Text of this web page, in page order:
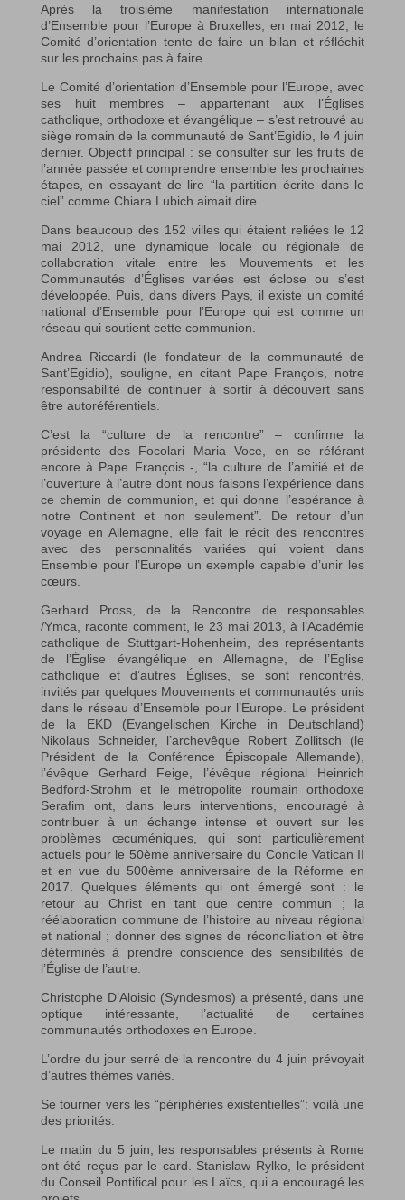
Après la troisième manifestation internationale
d’Ensemble pour l’Europe à Bruxelles, en mai 2012, le
Comité d’orientation tente de faire un bilan et réfléchit
sur les prochains pas à faire.
Le Comité d’orientation d’Ensemble pour l’Europe, avec
ses huit membres – appartenant aux l’Églises
catholique, orthodoxe et évangélique – s’est retrouvé au
siège romain de la communauté de Sant’Egidio, le 4 juin
dernier. Objectif principal : se consulter sur les fruits de
l’année passée et comprendre ensemble les prochaines
étapes, en essayant de lire “la partition écrite dans le
ciel” comme Chiara Lubich aimait dire.
Dans beaucoup des 152 villes qui étaient reliées le 12
mai 2012, une dynamique locale ou régionale de
collaboration vitale entre les Mouvements et les
Communautés d’Églises variées est éclose ou s’est
développée. Puis, dans divers Pays, il existe un comité
national d’Ensemble pour l’Europe qui est comme un
réseau qui soutient cette communion.
Andrea Riccardi (le fondateur de la communauté de
Sant’Egidio), souligne, en citant Pape François, notre
responsabilité de continuer à sortir à découvert sans
être autoréférentiels.
C’est la “culture de la rencontre” – confirme la
présidente des Focolari Maria Voce, en se référant
encore à Pape François -, “la culture de l’amitié et de
l’ouverture à l’autre dont nous faisons l’expérience dans
ce chemin de communion, et qui donne l’espérance à
notre Continent et non seulement”. De retour d’un
voyage en Allemagne, elle fait le récit des rencontres
avec des personnalités variées qui voient dans
Ensemble pour l’Europe un exemple capable d’unir les
cœurs.
Gerhard Pross, de la Rencontre de responsables
/Ymca, raconte comment, le 23 mai 2013, à l’Académie
catholique de Stuttgart-Hohenheim, des représentants
de l’Église évangélique en Allemagne, de l’Église
catholique et d’autres Églises, se sont rencontrés,
invités par quelques Mouvements et communautés unis
dans le réseau d’Ensemble pour l’Europe. Le président
de la EKD (Evangelischen Kirche in Deutschland)
Nikolaus Schneider, l’archevêque Robert Zollitsch (le
Président de la Conférence Épiscopale Allemande),
l’évêque Gerhard Feige, l’évêque régional Heinrich
Bedford-Strohm et le métropolite roumain orthodoxe
Serafim ont, dans leurs interventions, encouragé à
contribuer à un échange intense et ouvert sur les
problèmes œcuméniques, qui sont particulièrement
actuels pour le 50ème anniversaire du Concile Vatican II
et en vue du 500ème anniversaire de la Réforme en
2017. Quelques éléments qui ont émergé sont : le
retour au Christ en tant que centre commun ; la
réélaboration commune de l’histoire au niveau régional
et national ; donner des signes de réconciliation et être
déterminés à prendre conscience des sensibilités de
l’Église de l’autre.
Christophe D’Aloisio (Syndesmos) a présenté, dans une
optique intéressante, l’actualité de certaines
communautés orthodoxes en Europe.
L’ordre du jour serré de la rencontre du 4 juin prévoyait
d’autres thèmes variés.
Se tourner vers les “périphéries existentielles”: voilà une
des priorités.
Le matin du 5 juin, les responsables présents à Rome
ont été reçus par le card. Stanislaw Rylko, le président
du Conseil Pontifical pour les Laïcs, qui a encouragé les